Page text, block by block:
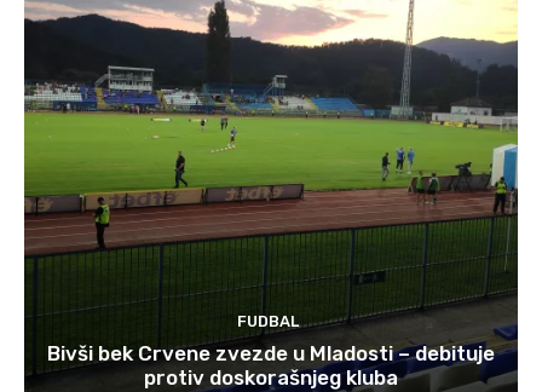
FUDBAL
Bivši bek Crvene zvezde u Mladosti – debituje
protiv doskorašnjeg kluba